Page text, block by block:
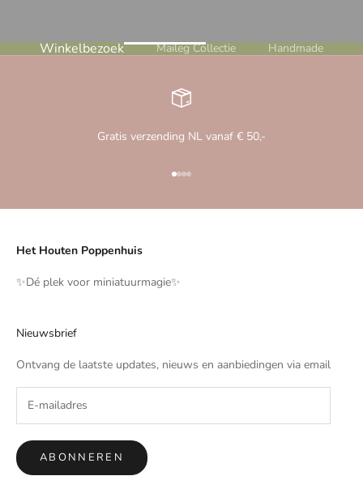
Winkelbezoek Maileg Collectie Handmade
Gratis verzending NL vanaf € 50,-
Naar artikel 1
Naar artikel 2
Naar artikel 3
Naar artikel 4
Het Houten Poppenhuis
✨️Dé plek voor miniatuurmagie✨️
Nieuwsbrief
Ontvang de laatste updates, nieuws en aanbiedingen via email
ABONNEREN